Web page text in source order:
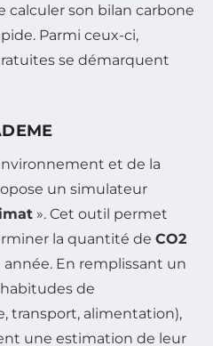
son bilan carbone
Parmi ceux-ci,
se démarquent
et de la
un simulateur
». Cet outil permet
la quantité de CO2
En remplissant un
de
transport, alimentation),
une estimation de leur